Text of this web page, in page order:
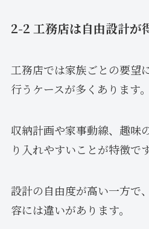
2-2 工務店は自由設計が
工務店では家族ごとの要望
行うケースが多くあります。
収納計画や家事動線、趣味
り入れやすいことが特徴です
設計の自由度が高い一方で
容には違いがあります。